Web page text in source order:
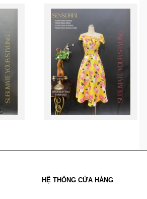
HỆ THỐNG CỬA HÀNG